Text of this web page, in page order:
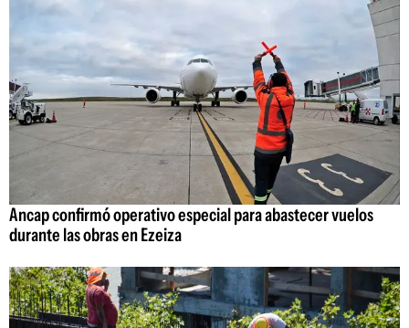
Ancap confirmó operativo especial para abastecer vuelos
durante las obras en Ezeiza